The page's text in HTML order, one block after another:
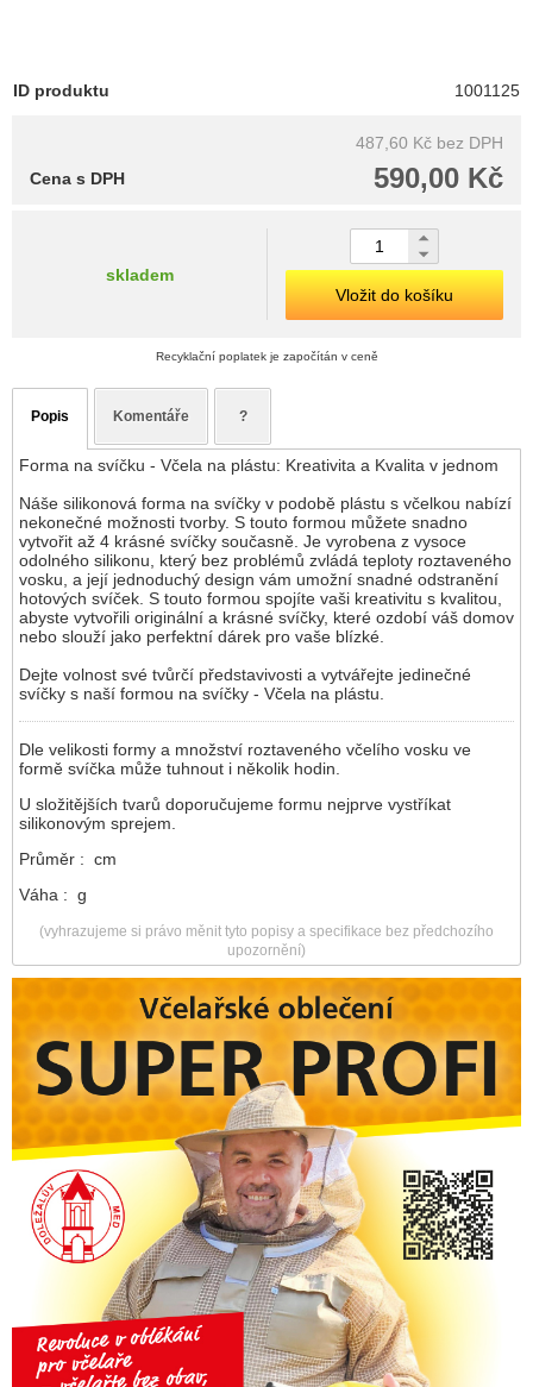
ID produktu 1001125
487,60 Kč bez DPH
590,00 Kč
Cena s DPH
skladem
Vložit do košíku
Recyklační poplatek je započítán v ceně
Popis Komentáře ?
Forma na svíčku - Včela na plástu: Kreativita a Kvalita v jednom
Náše silikonová forma na svíčky v podobě plástu s včelkou nabízí
nekonečné možnosti tvorby. S touto formou můžete snadno
vytvořit až 4 krásné svíčky současně. Je vyrobena z vysoce
odolného silikonu, který bez problémů zvládá teploty roztaveného
vosku, a její jednoduchý design vám umožní snadné odstranění
hotových svíček. S touto formou spojíte vaši kreativitu s kvalitou,
abyste vytvořili originální a krásné svíčky, které ozdobí váš domov
nebo slouží jako perfektní dárek pro vaše blízké.
Dejte volnost své tvůrčí představivosti a vytvářejte jedinečné
svíčky s naší formou na svíčky - Včela na plástu.
Dle velikosti formy a množství roztaveného včelího vosku ve
formě svíčka může tuhnout i několik hodin.
U složitějších tvarů doporučujeme formu nejprve vystříkat
silikonovým sprejem.
Průměr : cm
Váha : g
(vyhrazujeme si právo měnit tyto popisy a specifikace bez předchozího
upozornění)